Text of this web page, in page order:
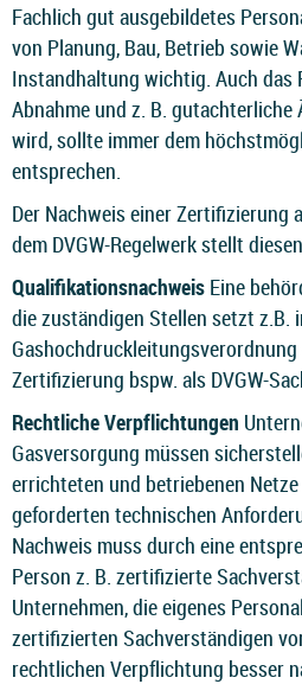
Fachlich gut ausgebildetes
von Planung, Bau, Betrieb sowie
Instandhaltung wichtig. Auch das
Abnahme und z. B.
wird, sollte immer dem
entsprechen.
Der Nachweis einer Zertifizierung
dem DVGW-Regelwerk stellt
Qualifikationsnachweis Eine
die zuständigen Stellen setzt z.B.
Zertifizierung bspw. als DVGW-
Rechtliche Verpflichtungen
Gasversorgung müssen
errichteten und betriebenen
geforderten technischen
Nachweis muss durch eine
Person z. B. zertifizierte
Unternehmen, die eigenes
zertifizierten Sachverständigen
rechtlichen Verpflichtung besser